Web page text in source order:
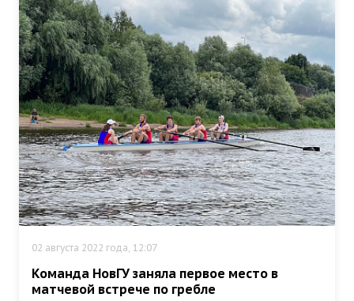
02 августа 2022 года, 12:07
Команда НовГУ заняла первое место в
матчевой встрече по гребле